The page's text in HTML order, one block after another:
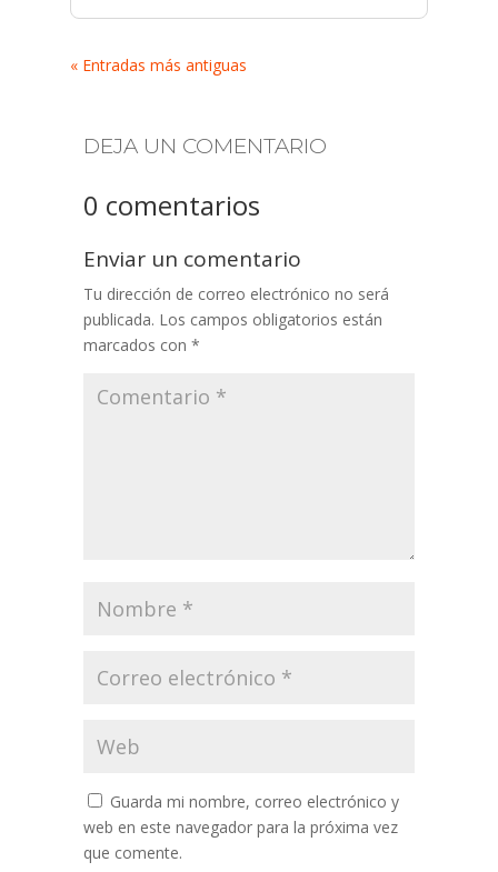
« Entradas más antiguas
DEJA UN COMENTARIO
0 comentarios
Enviar un comentario
Tu dirección de correo electrónico no será
publicada. Los campos obligatorios están
marcados con *
Guarda mi nombre, correo electrónico y
web en este navegador para la próxima vez
que comente.